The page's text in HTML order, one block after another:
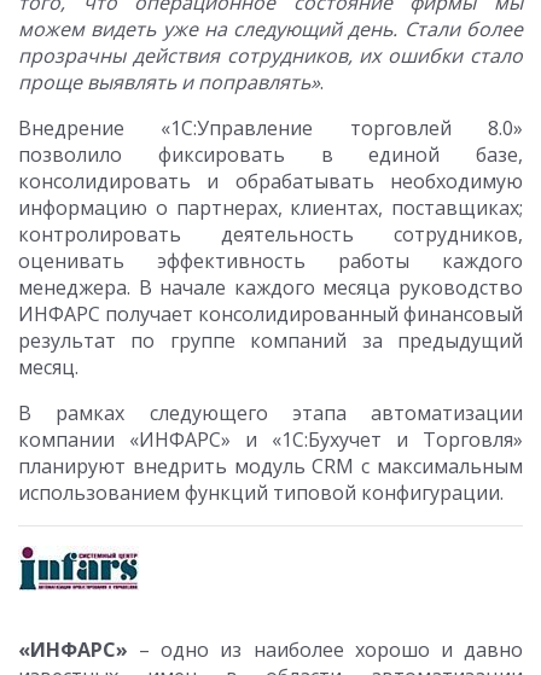
можем видеть уже на следующий день. Стали более
прозрачны действия сотрудников, их ошибки стало
проще выявлять и поправлять».
Внедрение «1С:Управление торговлей 8.0»
позволило фиксировать в единой базе,
консолидировать и обрабатывать необходимую
информацию о партнерах, клиентах, поставщиках;
контролировать деятельность сотрудников,
оценивать эффективность работы каждого
менеджера. В начале каждого месяца руководство
ИНФАРС получает консолидированный финансовый
результат по группе компаний за предыдущий
месяц.
В рамках следующего этапа автоматизации
компании «ИНФАРС» и «1С:Бухучет и Торговля»
планируют внедрить модуль CRM с максимальным
использованием функций типовой конфигурации.
«ИНФАРС» – одно из наиболее хорошо и давно